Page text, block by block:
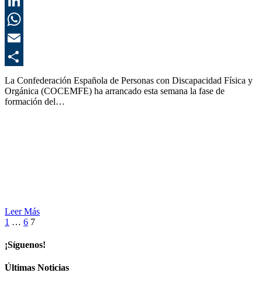
La Confederación Española de Personas con Discapacidad Física y
Orgánica (COCEMFE) ha arrancado esta semana la fase de
formación del…
Leer Más
1 … 6 7
¡Síguenos!
Últimas Noticias